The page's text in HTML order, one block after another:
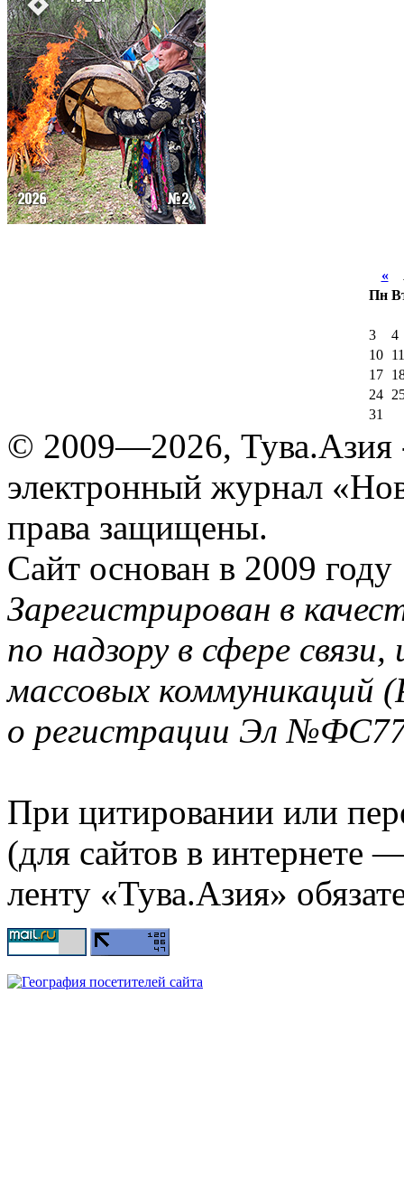
«
Пн
3
4
10
11
17
24
31
© 2009—2026, Тува.Азия
электронный журнал
права защищены.
Сайт основан в 2009 году
Зарегистрирован в
по надзору в сфере
массовых коммуникаций
о регистрации Эл
При цитировании или
(для сайтов в интернете
ленту «Тува.Азия»